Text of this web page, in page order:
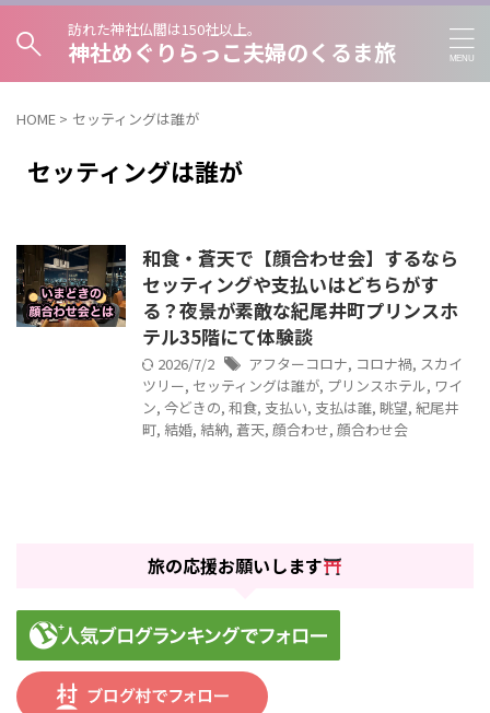
訪れた神社仏閣は150社以上。
神社めぐりらっこ夫婦のくるま旅
HOME > セッティングは誰が
セッティングは誰が
和食・蒼天で【顔合わせ会】するなら
セッティングや支払いはどちらがす
る？夜景が素敵な紀尾井町プリンスホ
テル35階にて体験談
2026/7/2 アフターコロナ, コロナ禍, スカイ
ツリー, セッティングは誰が, プリンスホテル, ワイ
ン, 今どきの, 和食, 支払い, 支払は誰, 眺望, 紀尾井
町, 結婚, 結納, 蒼天, 顔合わせ, 顔合わせ会
旅の応援お願いします